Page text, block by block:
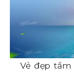
Vẻ đẹp tầm